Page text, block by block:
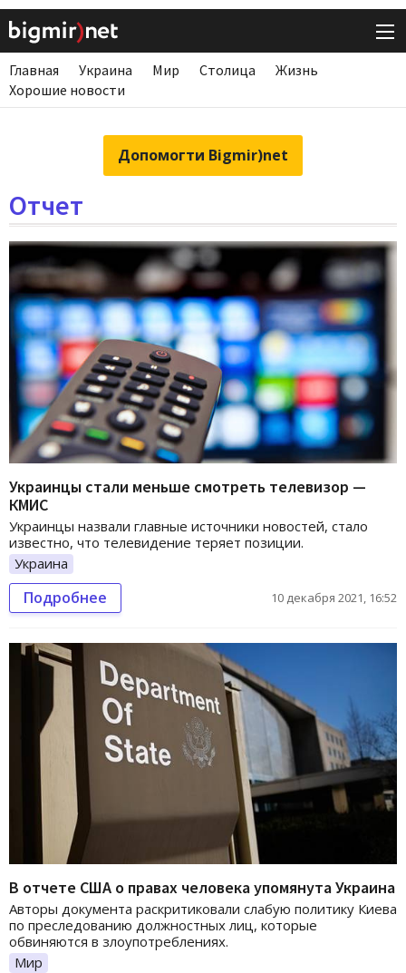
Главная Украина Мир Столица
Жизнь
Хорошие новости
Допомогти Bigmir)net
Отчет
Украинцы стали меньше смотреть телевизор —
КМИС
Украинцы назвали главные источники новостей, стало
известно, что телевидение теряет позиции.
Украина
Подробнее 10 декабря 2021, 16:52
В отчете США о правах человека упомянута Украина
Авторы документа раскритиковали слабую политику Киева
по преследованию должностных лиц, которые
обвиняются в злоупотреблениях.
Мир